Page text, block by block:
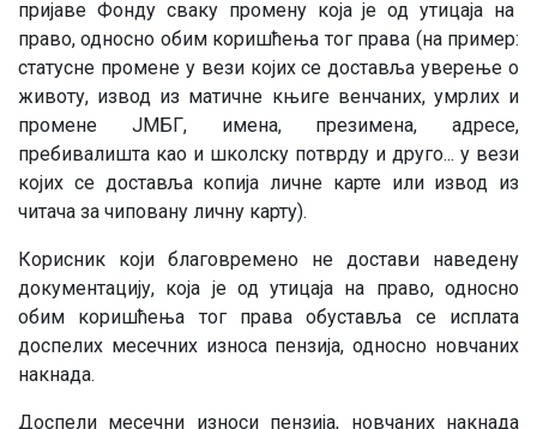
пријаве Фонду сваку промену која је од утицаја на
право, односно обим коришћења тог права (на пример:
статусне промене у вези којих се доставља уверење о
животу, извод из матичне књиге венчаних, умрлих и
промене ЈМБГ, имена, презимена, адресе,
пребивалишта као и школску потврду и друго... у вези
којих се доставља копија личне карте или извод из
читача за чиповану личну карту).
Корисник који благовремено не достави наведену
документацију, која је од утицаја на право, односно
обим коришћења тог права обуставља се исплата
доспелих месечних износа пензија, односно новчаних
накнада.
Доспели месечни износи пензија, новчаних накнада